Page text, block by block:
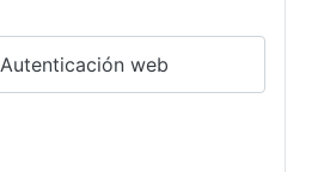
Autenticación web